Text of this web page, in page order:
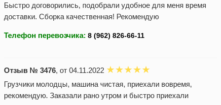
Быстро договорились, подобрали удобное для меня время
доставки. Сборка качественная! Рекомендую
Телефон перевозчика:
Отзыв № 3476, от 04.11.2022
Грузчики молодцы, машина чистая, приехали вовремя,
рекомендую. Заказали рано утром и быстро приехали